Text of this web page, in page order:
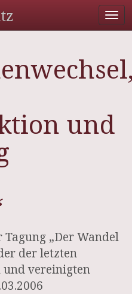
und
„Der Wandel
der letzten
und vereinigten